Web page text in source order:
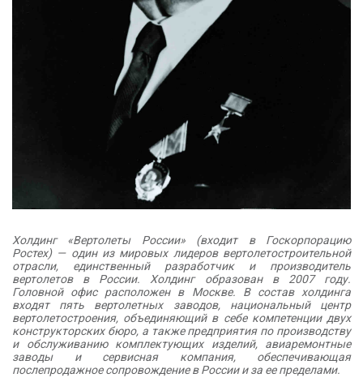
Холдинг «Вертолеты России» (входит в Госкорпорацию
Ростех) — один из мировых лидеров вертолетостроительной
отрасли, единственный разработчик и производитель
вертолетов в России. Холдинг образован в 2007 году.
Головной офис расположен в Москве. В состав холдинга
входят пять вертолетных заводов, национальный центр
вертолетостроения, объединяющий в себе компетенции двух
конструкторских бюро, а также предприятия по производству
и обслуживанию комплектующих изделий, авиаремонтные
заводы и сервисная компания, обеспечивающая
послепродажное сопровождение в России и за ее пределами.